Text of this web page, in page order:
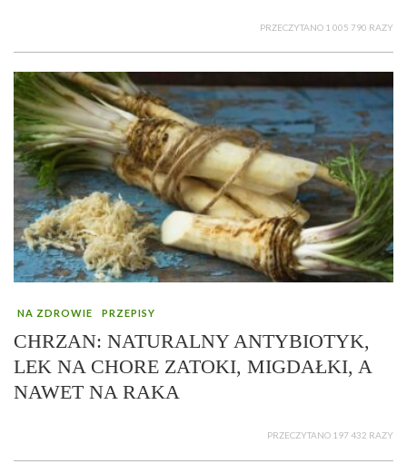
PRZECZYTANO 1 005 790 RAZY
NA ZDROWIE PRZEPISY
CHRZAN: NATURALNY ANTYBIOTYK,
LEK NA CHORE ZATOKI, MIGDAŁKI, A
NAWET NA RAKA
PRZECZYTANO 197 432 RAZY